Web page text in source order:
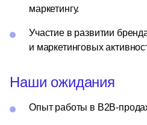
маркетингу.
Участие в развитии
и маркетинговых
Наши ожидания
Опыт работы в B2B-